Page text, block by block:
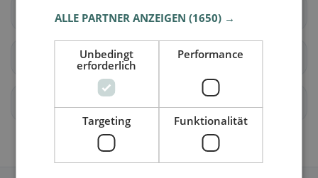
Mümliswil-Ramiswil
Welschenrohr-
Gänsbrunnen
Lüterkofen-Ichertswil
ALLE PARTNER ANZEIGEN(1650) →
Unbedingt
erforderlich
Performance
Targeting Funktionalität